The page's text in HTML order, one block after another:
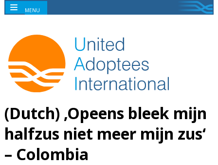
(Dutch) ‚Opeens bleek mijn
halfzus niet meer mijn zus‘
– Colombia
MENU